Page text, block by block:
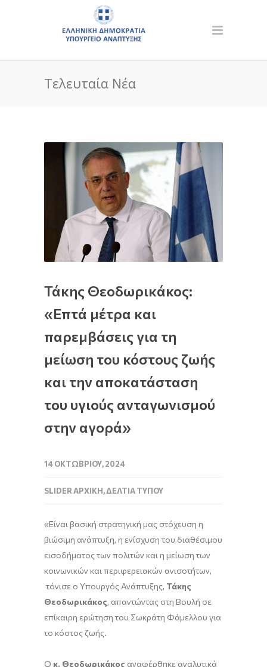
Τελευταία Νέα
Τάκης Θεοδωρικάκος:
«Επτά μέτρα και
παρεμβάσεις για τη
μείωση του κόστους ζωής
και την αποκατάσταση
του υγιούς ανταγωνισμού
στην αγορά»
14 ΟΚΤΩΒΡΊΟΥ, 2024
SLIDER ΑΡΧΙΚΉ,ΔΕΛΤΊΑ ΤΎΠΟΥ
«Είναι βασική στρατηγική μας στόχευση η
βιώσιμη ανάπτυξη, η ενίσχυση του διαθέσιμου
εισοδήματος των πολιτών και η μείωση των
κοινωνικών και περιφερειακών ανισοτήτων,
τόνισε ο Υπουργός Ανάπτυξης, Τάκης
Θεοδωρικάκος, απαντώντας στη Βουλή σε
επίκαιρη ερώτηση του Σωκράτη Φάμελλου για
το κόστος ζωής.
Ο κ. Θεοδωρικάκος αναφέρθηκε αναλυτικά